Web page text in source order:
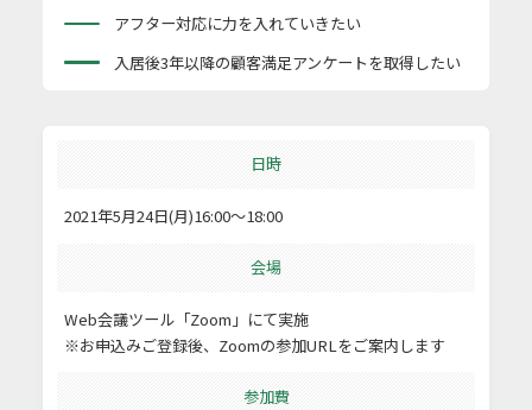
アフター対応に力を入れていきたい
入居後3年以降の顧客満足アンケートを取得したい
日時
2021年5月24日(月)16:00～18:00
会場
Web会議ツール「Zoom」にて実施
※お申込みご登録後、Zoomの参加URLをご案内します
参加費